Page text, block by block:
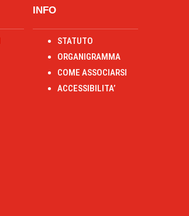
INFO
STATUTO
ORGANIGRAMMA
COME ASSOCIARSI
ACCESSIBILITA’